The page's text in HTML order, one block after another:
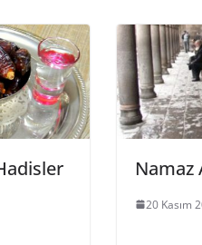
Namaz
20 Kasım